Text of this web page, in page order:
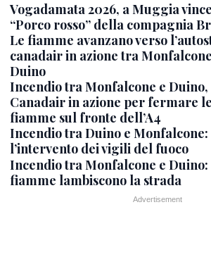
Vogadamata 2026, a Muggia vince
“Porco rosso” della compagnia
Le fiamme avanzano verso
canadair in azione tra
Duino
Incendio tra Monfalcone e
Canadair in azione per fermare le
fiamme sul fronte dell’A4
Incendio tra Duino e Monfalcone:
l’intervento dei vigili del fuoco
Incendio tra Monfalcone e Duino:
fiamme lambiscono la strada